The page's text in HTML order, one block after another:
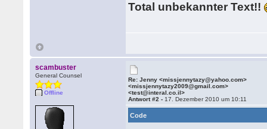
Total unbekannter Text!!
scambuster
General Counsel
Offline
Re: Jenny <missjennytazy@yahoo.com>
<missjennytazy2009@gmail.com>
<test@interal.co.il>
Antwort #2 - 17. Dezember 2010 um 10:11
Code